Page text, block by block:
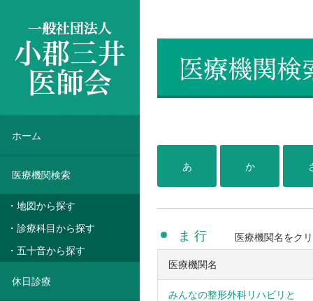
あ か
ま 行 医療機関名をク
医療機関名
みんなの整形外科リハビリと
ホーム
医療機関検索
・地図から探す
・診療科目から探す
・五十音から探す
休日診療